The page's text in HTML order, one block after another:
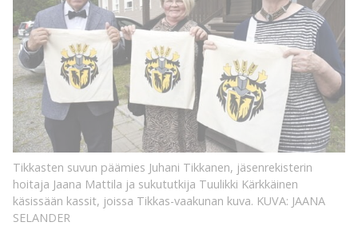
KUVA:
KUVA:
JAANA
SELANDER
Tikkasten suvun päämies Juhani Tikkanen, jäsenrekisterin
hoitaja Jaana Mattila ja sukututkija Tuulikki Kärkkäinen
käsissään kassit, joissa Tikkas-vaakunan kuva. KUVA: JAANA
SELANDER